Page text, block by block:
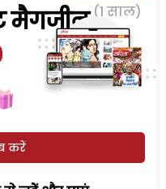
मैगजीन (1 साल)
करें